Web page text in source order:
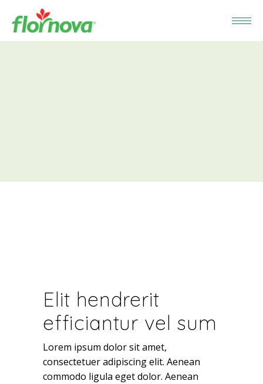
Elit hendrerit
efficiantur vel sum
Lorem ipsum dolor sit amet,
consectetuer adipiscing elit. Aenean
commodo ligula eget dolor. Aenean